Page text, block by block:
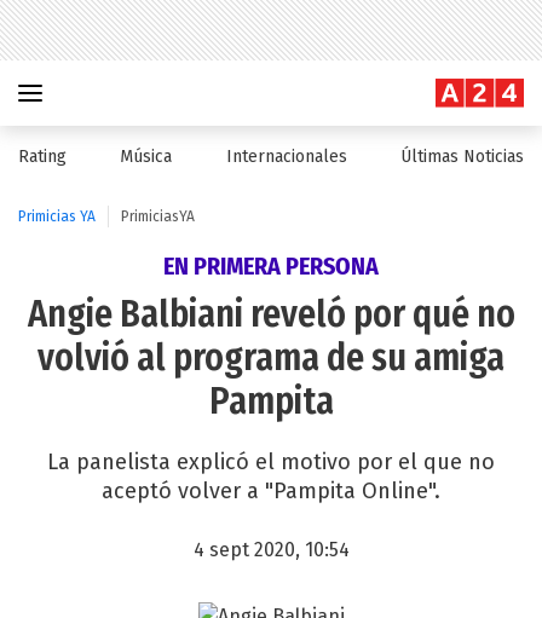
Rating Música Internacionales Últimas Noticias
Primicias YA PrimiciasYA
EN PRIMERA PERSONA
Angie Balbiani reveló por qué no
volvió al programa de su amiga
Pampita
La panelista explicó el motivo por el que no
aceptó volver a "Pampita Online".
4 sept 2020, 10:54